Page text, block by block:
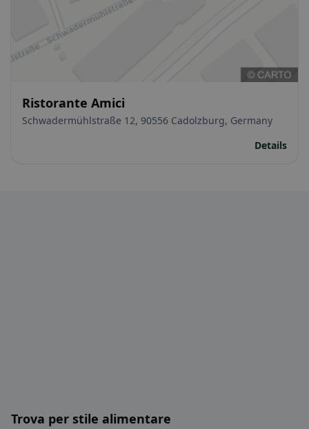
Ristorante Amici
Schwadermühlstraße 12, 90556 Cadolzburg, Germany
Details
Trova per stile alimentare